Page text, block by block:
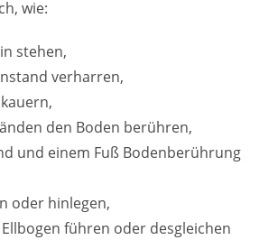
wie:
stehen,
verharren,
den Boden berühren,
und einem Fuß Bodenberührung
oder hinlegen,
führen oder desgleichen